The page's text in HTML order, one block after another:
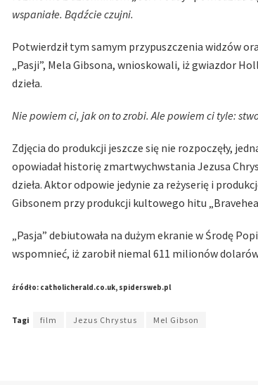
wspaniałe. Bądźcie czujni.
Potwierdził tym samym przypuszczenia widzów
„Pasji”, Mela Gibsona, wnioskowali, iż gwiazdor
dzieła.
Nie powiem ci, jak on to zrobi. Ale powiem ci tyle:
Zdjęcia do produkcji jeszcze się nie rozpoczęły,
opowiadał historię zmartwychwstania Jezusa
dzieła. Aktor odpowie jedynie za reżyserię i
Gibsonem przy produkcji kultowego hitu
„Pasja” debiutowała na dużym ekranie w Środę
wspomnieć, iż zarobił niemal 611 milionów
źródło: catholicherald.co.uk, spidersweb.pl
Tagi film Jezus Chrystus Mel Gibson